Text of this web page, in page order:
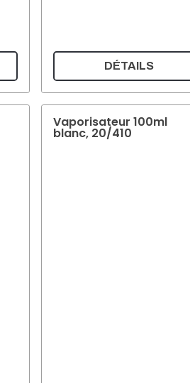
DÉTAILS
Vaporisateur 100ml
blanc, 20/410